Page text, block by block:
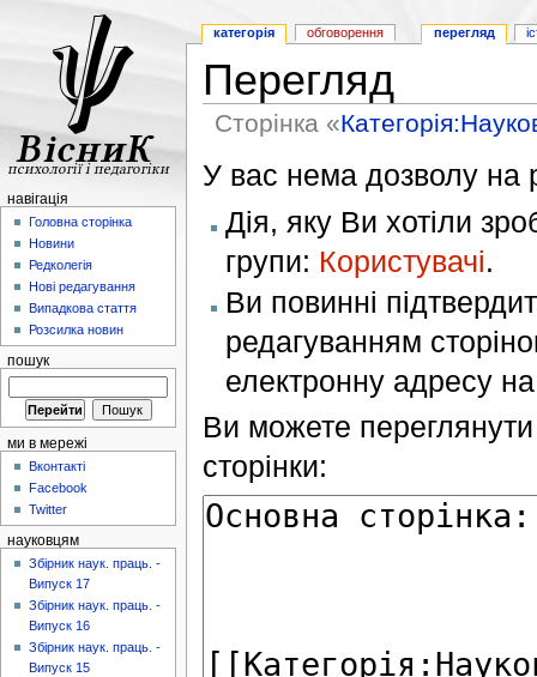
Перегляд
Сторінка «
У вас нема дозволу на
Дія, яку Ви хотіли
групи: Користувачі.
Ви повинні
редагуванням
електронну адресу
Ви можете переглянути
сторінки:
категорія обговорення перегляд
навігація
Головна сторінка
Новини
Редколегія
Нові редагування
Випадкова стаття
Розсилка новин
пошук
ми в мережі
Вконтакті
Facebook
Twitter
науковцям
Збірник наук. праць. -
Випуск 17
Збірник наук. праць. -
Випуск 16
Збірник наук. праць. -
Випуск 15